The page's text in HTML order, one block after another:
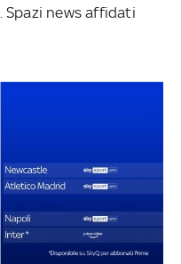
. Spazi news affidati